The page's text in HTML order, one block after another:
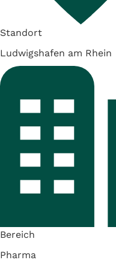
Standort
Ludwigshafen am Rhein
Bereich
Pharma